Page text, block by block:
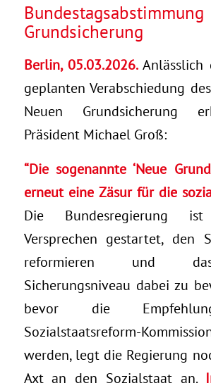
Grundsicherung
Berlin, 05.03.2026.
geplanten Verabschiedung
Neuen Grundsicherung
Präsident Michael Groß:
“Die sogenannte ‘Neue
erneut eine Zäsur für die
Die Bundesregierung
Versprechen gestartet, den
reformieren und
Sicherungsniveau dabei zu
bevor die
Sozialstaatsreform-
werden, legt die Regierung
Axt an den Sozialstaat an.